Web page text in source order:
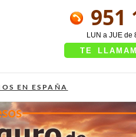
951
LUN a JUE de
TE
EN ESPAÑA